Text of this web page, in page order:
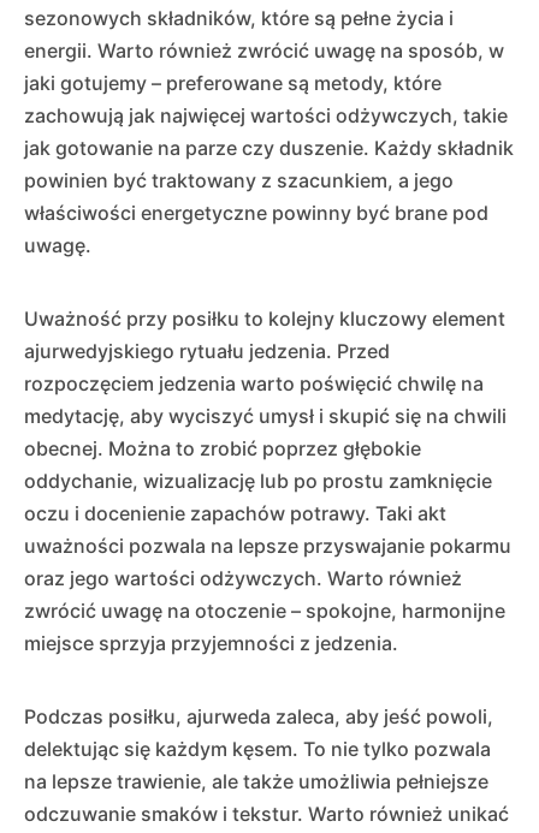
sezonowych składników, które są pełne życia i
energii. Warto również zwrócić uwagę na sposób, w
jaki gotujemy – preferowane są metody, które
zachowują jak najwięcej wartości odżywczych, takie
jak gotowanie na parze czy duszenie. Każdy składnik
powinien być traktowany z szacunkiem, a jego
właściwości energetyczne powinny być brane pod
uwagę.
Uważność przy posiłku to kolejny kluczowy element
ajurwedyjskiego rytuału jedzenia. Przed
rozpoczęciem jedzenia warto poświęcić chwilę na
medytację, aby wyciszyć umysł i skupić się na chwili
obecnej. Można to zrobić poprzez głębokie
oddychanie, wizualizację lub po prostu zamknięcie
oczu i docenienie zapachów potrawy. Taki akt
uważności pozwala na lepsze przyswajanie pokarmu
oraz jego wartości odżywczych. Warto również
zwrócić uwagę na otoczenie – spokojne, harmonijne
miejsce sprzyja przyjemności z jedzenia.
Podczas posiłku, ajurweda zaleca, aby jeść powoli,
delektując się każdym kęsem. To nie tylko pozwala
na lepsze trawienie, ale także umożliwia pełniejsze
odczuwanie smaków i tekstur. Warto również unikać